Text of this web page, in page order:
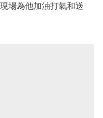
場為他加油打氣和送